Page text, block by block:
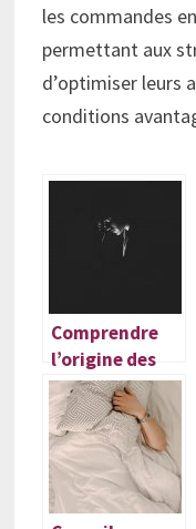
les commandes
permettant aux
d’optimiser leurs
conditions
Comprendre
l’origine des
angoisses